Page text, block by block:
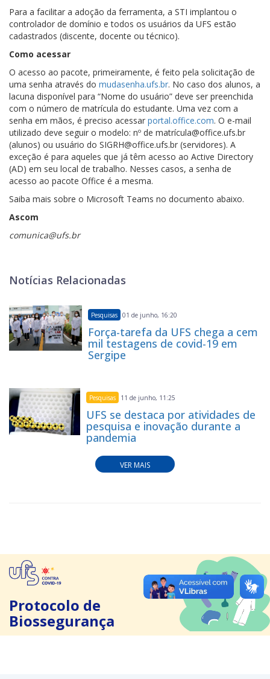
Para a facilitar a adoção da ferramenta, a STI implantou o
controlador de domínio e todos os usuários da UFS estão
cadastrados (discente, docente ou técnico).
Como acessar
O acesso ao pacote, primeiramente, é feito pela solicitação de
uma senha através do mudasenha.ufs.br. No caso dos alunos, a
lacuna disponível para “Nome do usuário” deve ser preenchida
com o número de matrícula do estudante. Uma vez com a
senha em mãos, é preciso acessar portal.office.com. O e-mail
utilizado deve seguir o modelo: nº de matrícula@office.ufs.br
(alunos) ou usuário do SIGRH@office.ufs.br (servidores). A
exceção é para aqueles que já têm acesso ao Active Directory
(AD) em seu local de trabalho. Nesses casos, a senha de
acesso ao pacote Office é a mesma.
Saiba mais sobre o Microsoft Teams no documento abaixo.
Ascom
comunica@ufs.br
Notícias Relacionadas
Pesquisas 01 de junho, 16:20
Força-tarefa da UFS chega a cem
mil testagens de covid-19 em
Sergipe
Pesquisas 11 de junho, 11:25
UFS se destaca por atividades de
pesquisa e inovação durante a
pandemia
VER MAIS
Protocolo de
Biossegurança